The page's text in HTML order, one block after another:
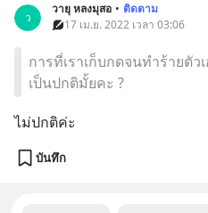
ว
วายุ หลงมุสอ • ติดตาม
17 เม.ย. 2022 เวลา 03:06
การที่เราเก็บกดจนทำร้ายตั
เป็นปกติมั้ยคะ ?
ไม่ปกติค่ะ
บันทึก